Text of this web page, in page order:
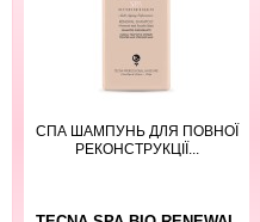
СПА ШАМПУНЬ ДЛЯ ПОВНОЇ
РЕКОНСТРУКЦІЇ...